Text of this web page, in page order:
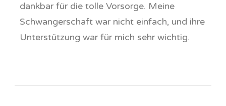
dankbar für die tolle Vorsorge. Meine
Schwangerschaft war nicht einfach, und ihre
Unterstützung war für mich sehr wichtig.